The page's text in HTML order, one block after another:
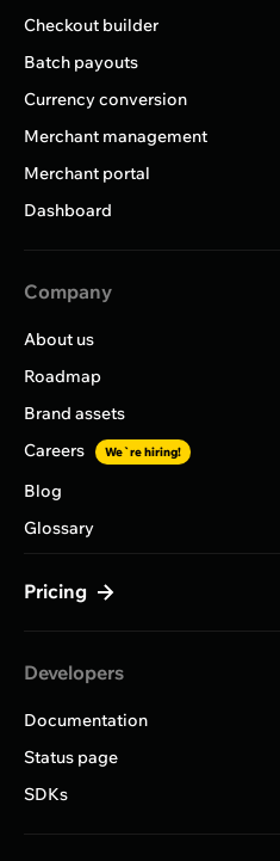
Checkout builder
Batch payouts
Currency conversion
Merchant management
Merchant portal
Dashboard
Company
About us
Roadmap
Brand assets
Careers
We`re hiring!
Blog
Glossary
Pricing
Developers
Documentation
Status page
SDKs